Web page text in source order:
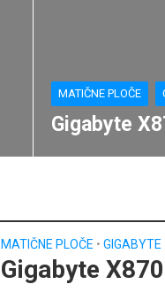
MATIČNE PLOČE
Gigabyte
MATIČNE PLOČE • GIGABYTE
Gigabyte